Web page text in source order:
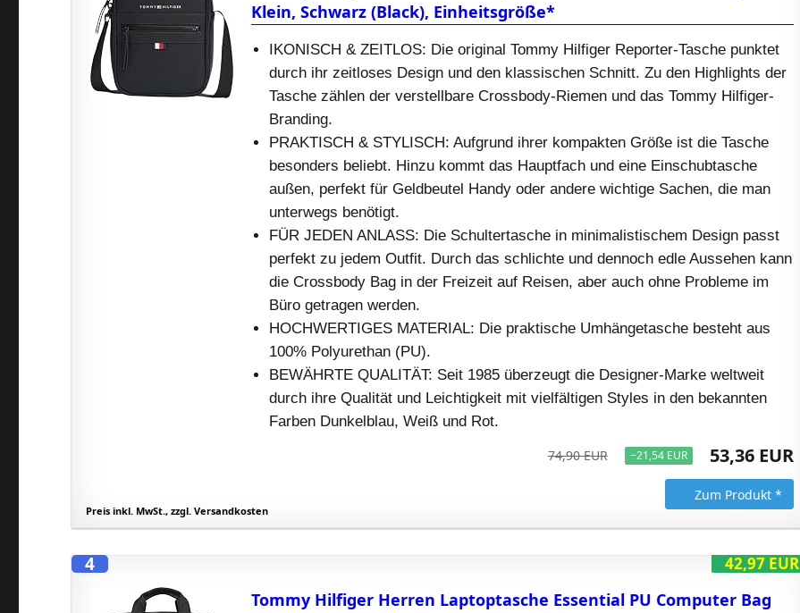
Klein, Schwarz (Black), Einheitsgröße*
IKONISCH & ZEITLOS: Die original Tommy Hilfiger Reporter-Tasche punktet
durch ihr zeitloses Design und den klassischen Schnitt. Zu den Highlights der
Tasche zählen der verstellbare Crossbody-Riemen und das Tommy Hilfiger-
Branding.
PRAKTISCH & STYLISCH: Aufgrund ihrer kompakten Größe ist die Tasche
besonders beliebt. Hinzu kommt das Hauptfach und eine Einschubtasche
außen, perfekt für Geldbeutel Handy oder andere wichtige Sachen, die man
unterwegs benötigt.
FÜR JEDEN ANLASS: Die Schultertasche in minimalistischem Design passt
perfekt zu jedem Outfit. Durch das schlichte und dennoch edle Aussehen kann
die Crossbody Bag in der Freizeit auf Reisen, aber auch ohne Probleme im
Büro getragen werden.
HOCHWERTIGES MATERIAL: Die praktische Umhängetasche besteht aus
100% Polyurethan (PU).
BEWÄHRTE QUALITÄT: Seit 1985 überzeugt die Designer-Marke weltweit
durch ihre Qualität und Leichtigkeit mit vielfältigen Styles in den bekannten
Farben Dunkelblau, Weiß und Rot.
74,90 EUR −21,54 EUR 53,36 EUR
Zum Produkt *
Preis inkl. MwSt., zzgl. Versandkosten
42,97 EUR
4
Tommy Hilfiger Herren Laptoptasche Essential PU Computer Bag